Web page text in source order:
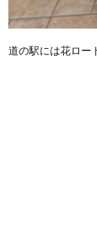
道の駅には花ロー